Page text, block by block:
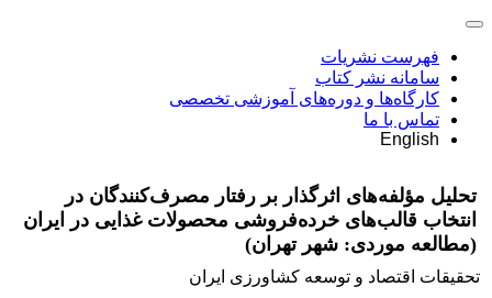
فهرست نشریات
سامانه نشر کتاب
کارگاه‌ها و دوره‌های آموزشی تخصصی
تماس با ما
English
تحلیل مؤلفه‌های اثرگذار بر رفتار مصرف‌کنندگان در
انتخاب قالب‌های خرده‌فروشی محصولات غذایی در ایران
(مطالعه موردی: شهر تهران)
تحقیقات اقتصاد و توسعه کشاورزی ایران